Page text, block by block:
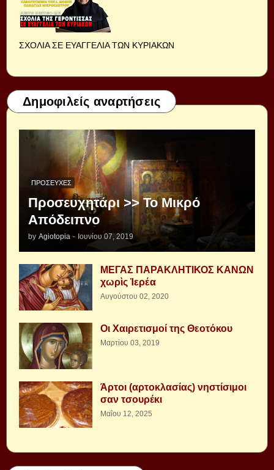
ΣΧΟΛΙΑ ΣΕ ΕΥΑΓΓΕΛΙΑ ΤΩΝ ΚΥΡΙΑΚΩΝ
Δημοφιλείς αναρτήσεις
ΠΡΟΣΕΥΧΈΣ
Προσευχητάρι >> Το Μικρό
Απόδειπνο
by Agiotopia - Ιουνίου 07, 2019
ΜΕΓΑΣ ΠΑΡΑΚΛΗΤΙΚΟΣ ΚΑΝΩΝ
χωρὶς Ἱερέα
Αυγούστου 02, 2020
Οι Χαιρετισμοί της Θεοτόκου
Μαρτίου 03, 2019
Άρτοι (αρτοκλασίας) νηστίσιμοι
σαν τσουρέκι
Μαΐου 12, 2025